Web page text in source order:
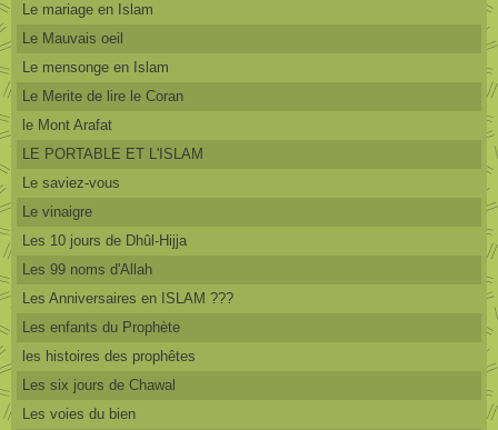
Le mariage en Islam
Le Mauvais oeil
Le mensonge en Islam
Le Merite de lire le Coran
le Mont Arafat
LE PORTABLE ET L'ISLAM
Le saviez-vous
Le vinaigre
Les 10 jours de Dhûl-Hijja
Les 99 noms d'Allah
Les Anniversaires en ISLAM ???
Les enfants du Prophète
les histoires des prophêtes
Les six jours de Chawal
Les voies du bien